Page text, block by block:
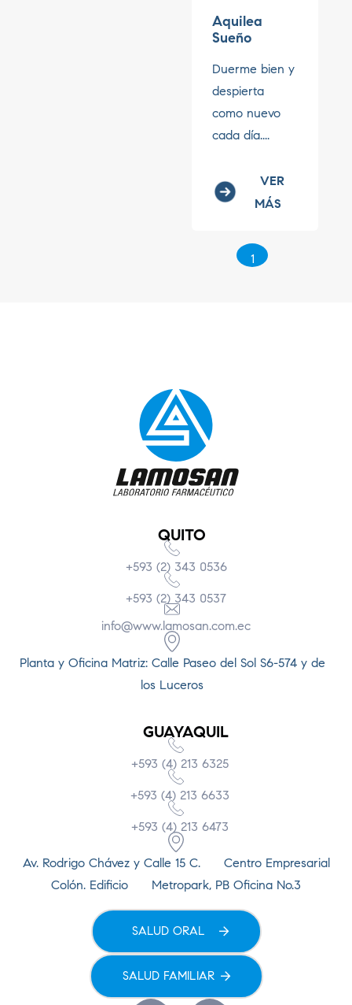
Aquilea
Sueño
Duerme bien y
despierta
como nuevo
cada día....
VER
MÁS
1
QUITO
+593 (2) 343 0536
+593 (2) 343 0537
info@www.lamosan.com.ec
Planta y Oficina Matriz: Calle Paseo del Sol S6-574 y de
los Luceros
GUAYAQUIL
+593 (4) 213 6325
+593 (4) 213 6633
+593 (4) 213 6473
Av. Rodrigo Chávez y Calle 15 C. Centro Empresarial
Colón. Edificio Metropark, PB Oficina No.3
SALUD ORAL
SALUD FAMILIAR